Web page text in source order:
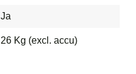
Ja
26 Kg (excl. accu)